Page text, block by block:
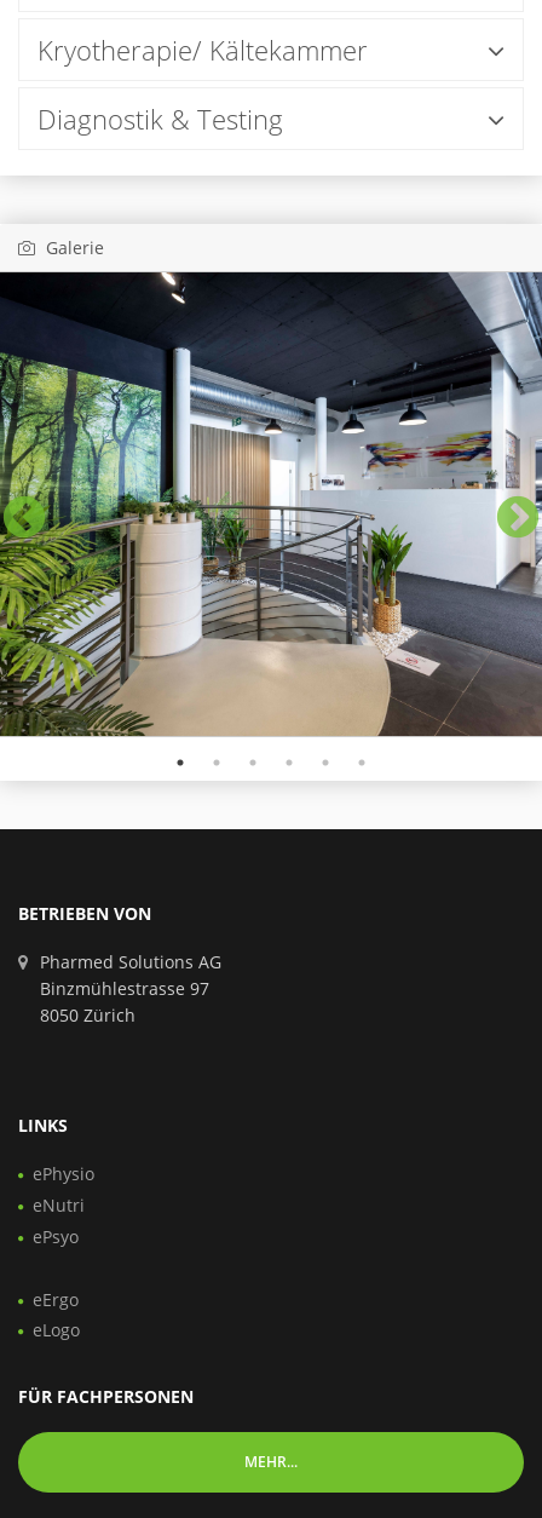
Kryotherapie/ Kältekammer
Diagnostik & Testing
Galerie
BETRIEBEN VON
Pharmed Solutions AG
Binzmühlestrasse 97
8050 Zürich
LINKS
ePhysio
eNutri
ePsyo
eErgo
eLogo
FÜR FACHPERSONEN
MEHR...